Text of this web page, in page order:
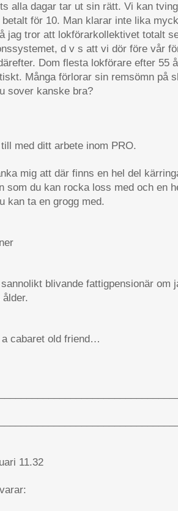
alla dagar tar ut sin rätt. Vi kan
för 10. Man klarar inte lika
jag tror att lokförarkollektivet totalt
d v s att vi dör före vår
Dom flesta lokförare efter 55
Många förlorar sin remsömn på
sover kanske bra?
med ditt arbete inom PRO.
mig att där finns en hel del
som du kan rocka loss med och en
kan ta en grogg med.
blivande fattigpensionär om
ålder.
a cabaret old friend…
11.32